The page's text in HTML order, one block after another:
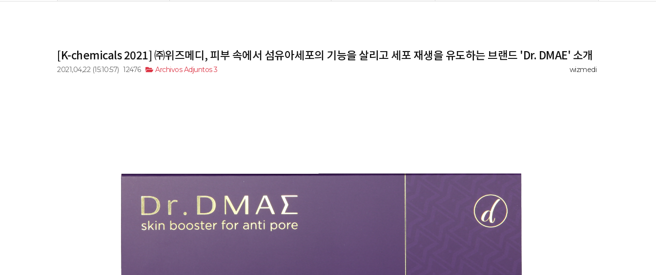
[K-chemicals 2021] ㈜위즈메디, 피부 속에서 섬유아세포의 기능을 살리고 세포 재생을 유도하는 브랜드 'Dr. DMAE' 소개
wizmedi
2021,04,22 (15:10:57) 12476 Archivos Adjuntos 3